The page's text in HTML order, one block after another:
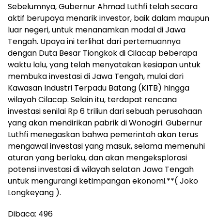
Sebelumnya, Gubernur Ahmad Luthfi telah secara
aktif berupaya menarik investor, baik dalam maupun
luar negeri, untuk menanamkan modal di Jawa
Tengah. Upaya ini terlihat dari pertemuannya
dengan Duta Besar Tiongkok di Cilacap beberapa
waktu lalu, yang telah menyatakan kesiapan untuk
membuka investasi di Jawa Tengah, mulai dari
Kawasan Industri Terpadu Batang (KITB) hingga
wilayah Cilacap. Selain itu, terdapat rencana
investasi senilai Rp 6 triliun dari sebuah perusahaan
yang akan mendirikan pabrik di Wonogiri. Gubernur
Luthfi menegaskan bahwa pemerintah akan terus
mengawal investasi yang masuk, selama memenuhi
aturan yang berlaku, dan akan mengeksplorasi
potensi investasi di wilayah selatan Jawa Tengah
untuk mengurangi ketimpangan ekonomi.**( Joko
Longkeyang ).
Dibaca: 496